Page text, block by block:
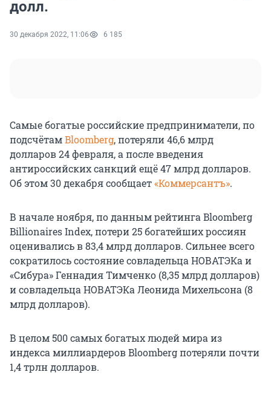
долл.
30 декабря 2022, 11:06 6 185
Самые богатые российские предприниматели, по
подсчётамBloomberg, потеряли 46,6 млрд
долларов 24 февраля, а после введения
антироссийских санкций ещё 47 млрд долларов.
Об этом 30 декабря сообщает«Коммерсантъ».
В начале ноября, по данным рейтинга Bloomberg
Billionaires Index, потери 25 богатейших россиян
оценивались в 83,4 млрд долларов. Сильнее всего
сократилось состояние совладельца НОВАТЭКа и
«Сибура» Геннадия Тимченко (8,35 млрд долларов)
и совладельца НОВАТЭКа Леонида Михельсона (8
млрд долларов).
В целом 500 самых богатых людей мира из
индекса миллиардеров Bloomberg потеряли почти
1,4 трлн долларов.